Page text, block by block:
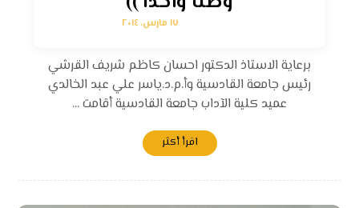
١٧ مارس، ٢٠١٤
برعاية الاستاذ الدكتور احسان كاظم شريف القرشي
رئيس جامعة القادسية وأ.م.د.ياسر علي عبد الخالدي
عميد كلية الآداب جامعة القادسية أقامت ...
اقرأ أكثر